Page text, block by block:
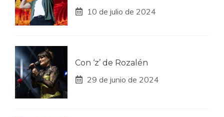
10 de julio de 2024
Con ‘z’ de Rozalén
29 de junio de 2024